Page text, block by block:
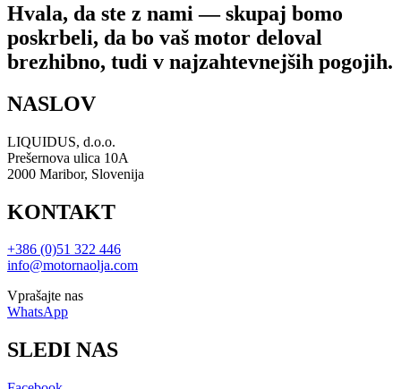
Hvala, da ste z nami — skupaj bomo
poskrbeli, da bo vaš motor deloval
brezhibno, tudi v najzahtevnejših pogojih.
NASLOV
LIQUIDUS, d.o.o.
Prešernova ulica 10A
2000 Maribor, Slovenija
KONTAKT
+386 (0)51 322 446
info@motornaolja.com
Vprašajte nas
WhatsApp
SLEDI NAS